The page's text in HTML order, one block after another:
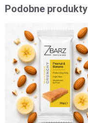
Podobne produkty